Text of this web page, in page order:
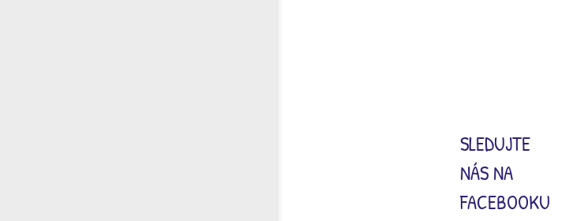
SLEDUJTE
NÁS NA
FACEBOOKU